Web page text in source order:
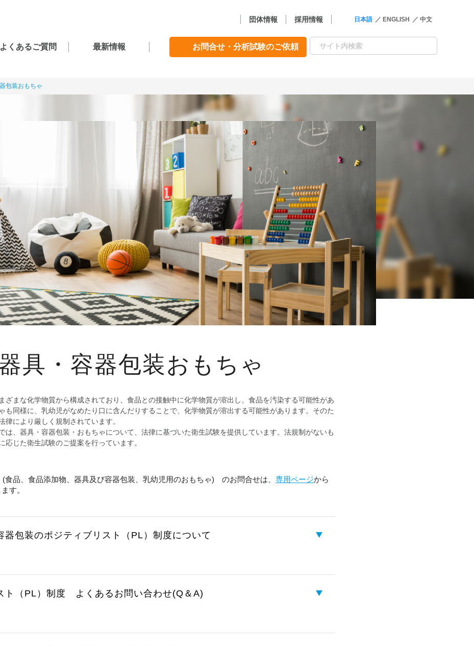
団体情報 採用情報 日本語 ENGLISH 中文
よくあるご質問 最新情報 お問合せ・分析試験のご依頼
包装おもちゃ
具・容器包装おもちゃ
ざまな化学物質から構成されており、食品との接触中に化学物質が溶出し、食品を汚染する可能性があ
も同様に、乳幼児がなめたり口に含んだりすることで、化学物質が溶出する可能性があります。そのた
律により厳しく規制されています。
は、器具・容器包装・おもちゃについて、法律に基づいた衛生試験を提供しています。法規制がないも
応じた衛生試験のご提案を行っています。
(食品、食品添加物、器具及び容器包装、乳幼児用のおもちゃ) のお問合せは、 専用ページから
。
器包装のポジティブリスト（PL）制度について
ト（PL）制度 よくあるお問い合わせ(Q＆A)